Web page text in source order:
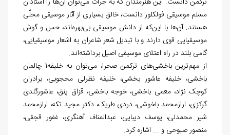
مسلم موسیقی فولکلور دانست، خالق بسیاری از آثار موسیقی محلّی
هستند. آن‌ها با این‌که از دانش موسیقی بی‌بهره‌اند، حس و گوش
موسیقیایی قوی دارند و با تبدیل شعر شاعران به اشعار موسیقیایی،
گامی بلند در راه اعتلای موسیقی اصیل برداشته‌اند.
از مهم‌ترین باخشی‌های ترکمن صحرا، می‌توان به خلیفه1 چالمان
باخشی، خلیفه عاشور بخشی، خلیفه نظرلی محجوبی، برادران
کوچک نژاد، معمی باخشی، خوجه باخشی، قزاق پنق، عاشورگلدی
گرکزی، ارازمحمد باخوشی، دردی طریک، دکتر مجید تکه، ارازمحمد
شیر محمدلی، یوسف دیبایی، عبدالمناف آهنگری، غفور قجقی،
منصور صبوحی و ... اشاره کرد.